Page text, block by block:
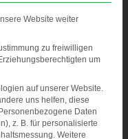
Website weiter
zu freiwilligen
um
auf unserer Website.
uns helfen, diese
Daten
z. B. für personalisierte
Weitere